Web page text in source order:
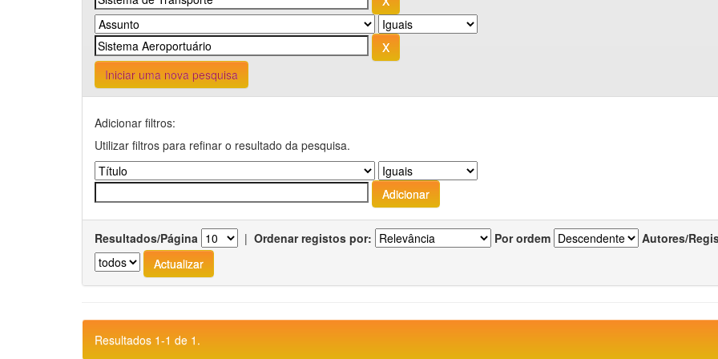
Iniciar uma nova pesquisa
Adicionar filtros:
Utilizar filtros para refinar o resultado da pesquisa.
Resultados/Página | Ordenar registos por: Por ordem Autores/
Resultados 1-1 de 1.